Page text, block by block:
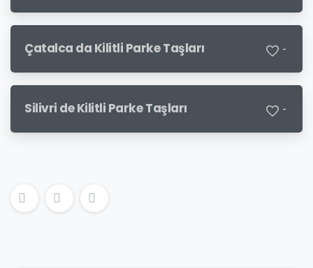
Çatalca da Kilitli Parke Taşları -
Silivri de Kilitli Parke Taşları -